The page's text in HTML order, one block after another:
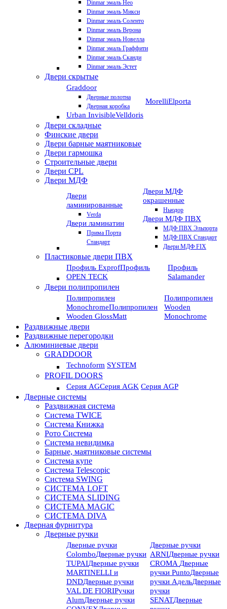
Dinmar эмаль Нео
Dinmar эмаль Микси
Dinmar эмаль Соленто
Dinmar эмаль Верона
Dinmar эмаль Новелла
Dinmar эмаль Граффити
Dinmar эмаль Сканди
Dinmar эмаль Эстет
Двери скрытые
Graddoor
Дверные полотна
Дверная коробка
Urban InvisibleVelldoris
MorelliElporta
Двери складные
Финские двери
Двери барные маятниковые
Двери гармошка
Строительные двери
Двери CРL
Двери МДФ
Двери
ламинированные
Verda
Двери ламинатин
Прима Порта
Стандарт
Двери МДФ
окрашенные
Ньюдор
Двери МДФ ПВХ
МДФ ПВХ Эльпорта
МДФ ПВХ Стандарт
Двери МДФ FIX
Пластиковые двери ПВХ
Профиль ExprofПрофиль
OPEN TECK
Профиль
Salamander
Двери полипропилен
Полипропилен
MonochromeПолипропилен
Wooden GlossMatt
Полипропилен
Wooden
Monochrome
Раздвижные двери
Раздвижные перегородки
Алюминиевые двери
GRADDOOR
Technoform SYSTEM
PROFIL DOORS
Серия AGСерия AGK Серия AGP
Дверные системы
Раздвижная система
Система TWICE
Система Книжка
Рото Система
Система невидимка
Барные, маятниковые системы
Система купе
Система Telescopic
Система SWING
СИСТЕМА LOFT
СИСТЕМА SLIDING
СИСТЕМА MAGIC
СИСТЕМА DIVA
Дверная фурнитура
Дверные ручки
Дверные ручки
ColomboДверные ручки
TUPAIДверные ручки
MARTINELLI и
DNDДверные ручки
VAL DE FIORIРучки
AlumДверные ручки
Дверные ручки
ARNIДверные ручки
CROMA Дверные
ручки PuntoДверные
ручки АдельДверные
ручки
SENATДверные